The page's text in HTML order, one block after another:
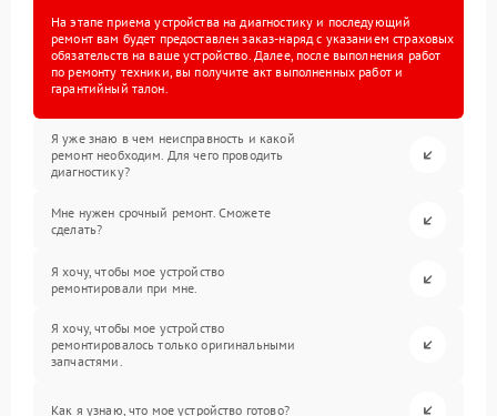
На этапе приема устройства на диагностику и последующий
ремонт вам будет предоставлен заказ-наряд с указанием страховых
обязательств на ваше устройство. Далее, после выполнения работ
по ремонту техники, вы получите акт выполненных работ и
гарантийный талон.
Я уже знаю в чем неисправность и какой
ремонт необходим. Для чего проводить
диагностику?
Мне нужен срочный ремонт. Сможете
сделать?
Я хочу, чтобы мое устройство
ремонтировали при мне.
Я хочу, чтобы мое устройство
ремонтировалось только оригинальными
запчастями.
Как я узнаю, что мое устройство готово?